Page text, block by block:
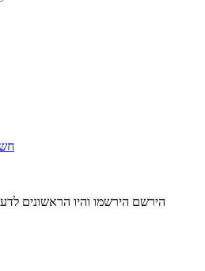
הירשם הירשמו והיו הראשונים